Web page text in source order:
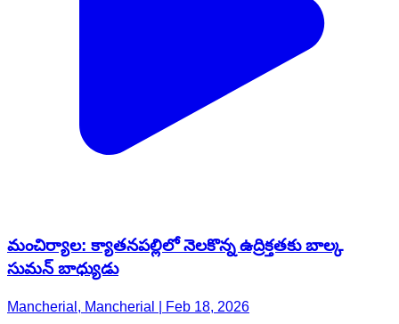
మంచిర్యాల: క్యాతనపల్లిలో నెలకొన్న ఉద్రిక్తతకు బాల్క
సుమన్ బాధ్యుడు
Mancherial, Mancherial | Feb 18, 2026